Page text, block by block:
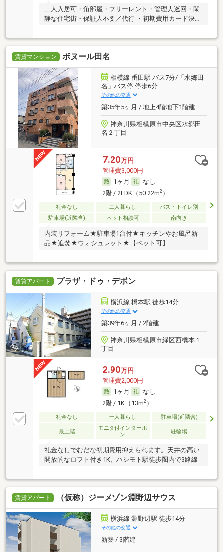
二人入居可・角部屋・フリーレント・管理人巡回・閑
静な住宅街・保証人不要／代行 ・初期費用カード決済
賃貸マンション ボヌール田名
相模線 番田駅 バス7分/「水郷田
名」バス停 停歩6分
その他の交通
築35年5ヶ月 / 地上4階地下1階建
神奈川県相模原市中央区水郷田
名２丁目
7.20万円
管理費3,000円
1ヶ月
なし
2階 / 2LDK（50.22m2）
礼金なし 二人暮らし
バス・トイレ別
駐車場(近隣含)
ペット相談可 南向き
内装リフォーム★駐車場1台付★キッチンやお風呂新
品★追焚★ウォシュレット★【ペット可】
賃貸アパート プラザ・ドゥ・デボン
横浜線 橋本駅 徒歩14分
その他の交通
築39年6ヶ月 / 2階建
神奈川県相模原市緑区西橋本１
丁目
2.90万円
管理費2,000円
1ヶ月
なし
2階 / 1K（13m2）
礼金なし 一人暮らし 駐車場(近隣含)
最上階
モニタ付インターホ
ン
駐輪場
礼金なしでむだな初期費用抑えられます。天井の高い
開放的なロフト付き1K。ハシモト駅徒歩圏内で3路線
賃貸アパート （仮称）ジーメゾン淵野辺サウス
横浜線 淵野辺駅 徒歩14分
その他の交通
新築 / 3階建